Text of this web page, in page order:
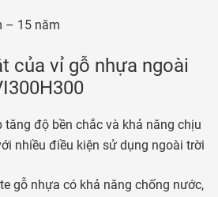
– 15 năm
của vỉ gỗ nhựa ngoài
tăng độ bền chắc và khả năng chịu
nhiều điều kiện sử dụng ngoài trời
gỗ nhựa có khả năng chống nước,